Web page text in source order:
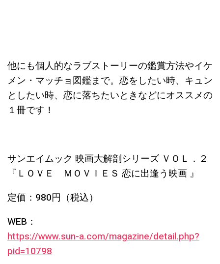
他にも個人的なラブストーリーの鑑賞方法やイケ
メン・マッチョ図鑑まで。恋をしたい時、キュン
としたい時、恋に落ちたいときなどにオススメの
１冊です！
サンエイムック 映画大解剖シリーズ ＶＯＬ．２
『ＬＯＶＥ ＭＯＶＩＥＳ 恋に出逢う映画 』
定価：980円（税込）
WEB：
https://www.sun-a.com/magazine/detail.php?
pid=10798